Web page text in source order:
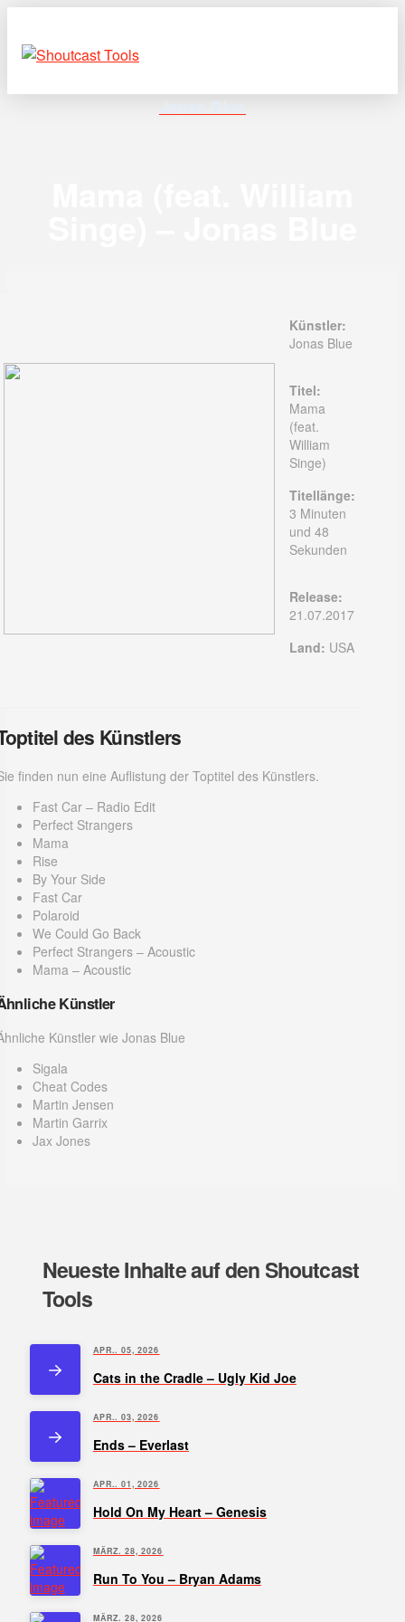
Jonas Blue
Künstler:
Jonas Blue
Titel:
Mama
(feat.
William
Singe)
Titellänge:
3 Minuten
und 48
Sekunden
Release:
21.07.2017
Land: USA
des Künstlers
finden nun eine Auflistung der Toptitel des Künstlers.
Fast Car – Radio Edit
Perfect Strangers
Mama
Rise
By Your Side
Fast Car
Polaroid
We Could Go Back
Perfect Strangers – Acoustic
Mama – Acoustic
Künstler
Künstler wie Jonas Blue
Sigala
Cheat Codes
Martin Jensen
Martin Garrix
Jax Jones
Neueste Inhalte auf den Shoutcast
Tools
APR.. 05, 2026
Cats in the Cradle – Ugly Kid Joe
APR.. 03, 2026
Ends – Everlast
APR.. 01, 2026
Hold On My Heart – Genesis
MÄRZ. 28, 2026
Run To You – Bryan Adams
MÄRZ. 28, 2026